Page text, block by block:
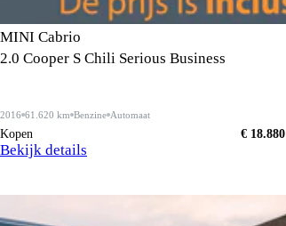
MINI Cabrio
2.0 Cooper S Chili Serious Business
2016 61.620 km Benzine Automaat
Kopen € 18.880
Bekijk details